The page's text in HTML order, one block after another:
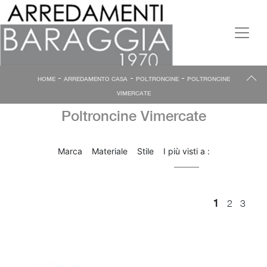
HOME- ARREDAMENTO CASA - POLTRONCINE- POLTRONCINE
VIMERCATE
Poltroncine Vimercate
Marca Materiale Stile I più visti a :
1 2 3